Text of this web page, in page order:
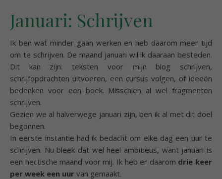
Januari: Schrijven
Ik ben wat minder gaan werken en heb daarom meer tijd
om te schrijven. De maand januari wil ik daaraan besteden.
Dit kan zijn: teksten voor mijn blog schrijven,
schrijfopdrachten uitvoeren, een cursus volgen, of ideeën
bedenken voor een boek. Misschien al wel fragmenten
schrijven.
Gezien we al halverwege januari zijn, ben ik al met dit doel
begonnen.
In eerste instantie had ik bedacht om elke dag een uur te
schrijven. Nu bleek dat wel heel ambitieus, want januari is
een hectische maand voor mij. Ik heb er daarom drie keer
per week een uur van gemaakt.